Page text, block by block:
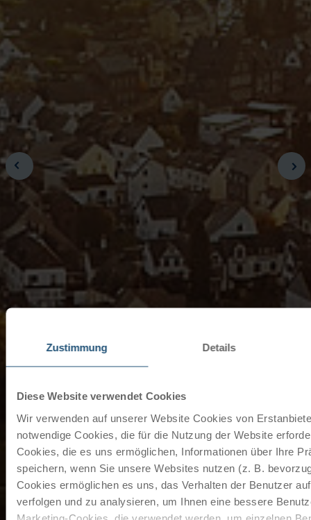
Zustimmung Details
Diese Website verwendet Cookies
Wir verwenden auf unserer Website Cookies von
notwendige Cookies, die für die Nutzung der Website
Cookies, die es uns ermöglichen, Informationen über Ihre
speichern, wenn Sie unsere Websites nutzen (z. B.
Cookies ermöglichen es uns, das Verhalten der Benutzer
verfolgen und zu analysieren, um Ihnen eine bessere
Marketing-Cookies, die verwendet werden, um einzelnen